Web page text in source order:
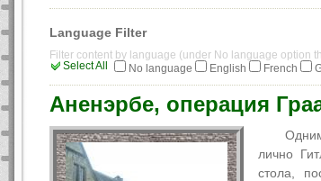
Language Filter
Filter content by language (under No language option
Select All
No language English French
Аненэрбе, операция
лично
стола,